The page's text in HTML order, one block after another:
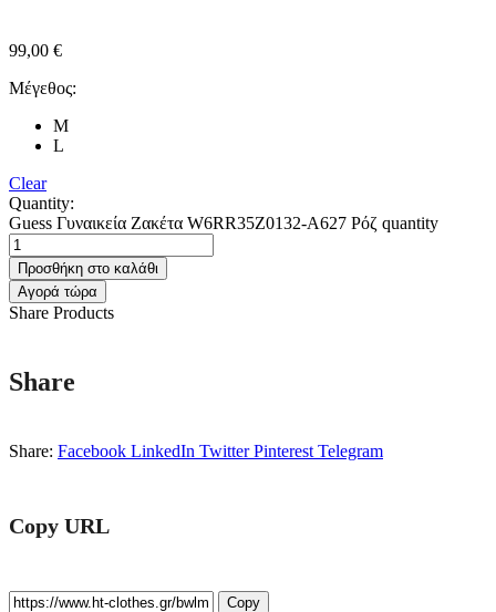
99,00 €
Μέγεθος:
M
L
Clear
Quantity:
Guess Γυναικεία Ζακέτα W6RR35Z0132-A627 Ρόζ quantity
Προσθήκη στο καλάθι
Αγορά τώρα
Share Products
Share
Share: Facebook LinkedIn Twitter Pinterest Telegram
Copy URL
Copy